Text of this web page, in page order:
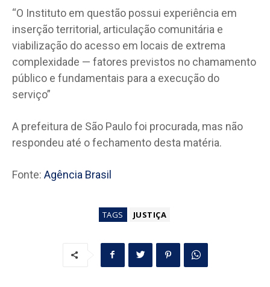
“O Instituto em questão possui experiência em
inserção territorial, articulação comunitária e
viabilização do acesso em locais de extrema
complexidade — fatores previstos no chamamento
público e fundamentais para a execução do
serviço”
A prefeitura de São Paulo foi procurada, mas não
respondeu até o fechamento desta matéria.
Fonte: Agência Brasil
TAGS JUSTIÇA